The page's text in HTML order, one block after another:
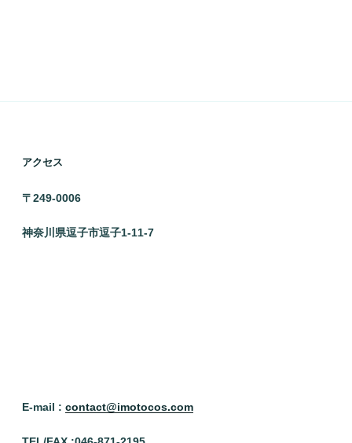
アクセス
〒249-0006
神奈川県逗子市逗子1-11-7
E-mail : contact@imotocos.com